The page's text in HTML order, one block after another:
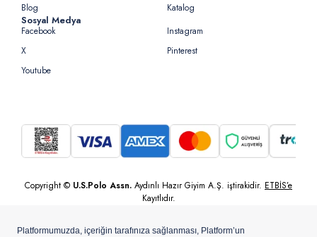
Blog
Katalog
Sosyal Medya
Facebook
Instagram
X
Pinterest
Youtube
Copyright © U.S.Polo Assn. Aydınlı Hazır Giyim A.Ş. iştirakidir. ETBİS’e
Kayıtlıdır.